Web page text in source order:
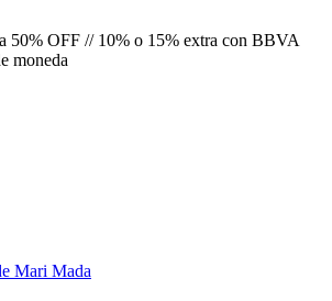
50% OFF // 10% o 15% extra con BBVA